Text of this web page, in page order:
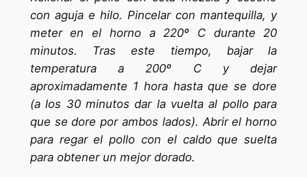
con aguja e hilo. Pincelar con mantequilla, y
meter en el horno a 220º C durante 20
minutos. Tras este tiempo, bajar la
temperatura a 200º C y dejar
aproximadamente 1 hora hasta que se dore
(a los 30 minutos dar la vuelta al pollo para
que se dore por ambos lados). Abrir el horno
para regar el pollo con el caldo que suelta
para obtener un mejor dorado.